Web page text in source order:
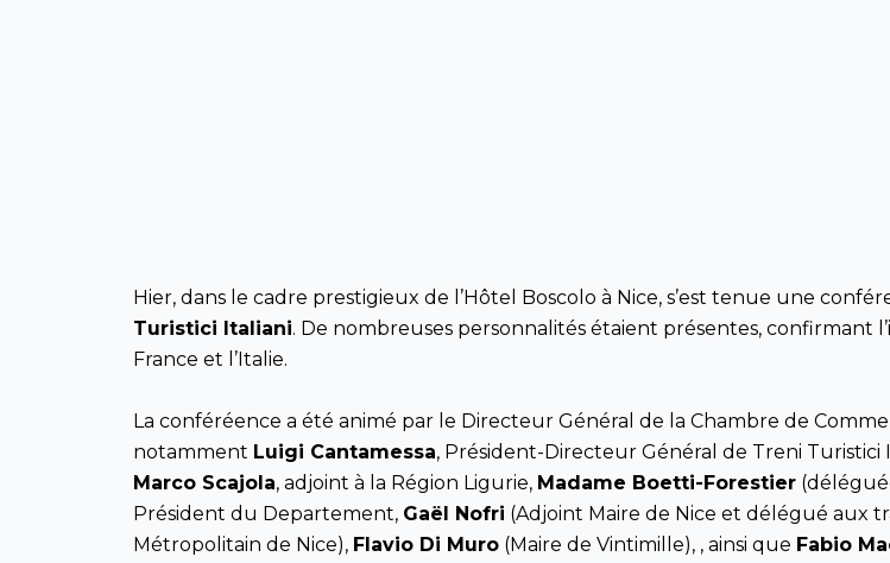
Hier, dans le cadre prestigieux de l’Hôtel Boscolo à Nice, s’est tenue une
Turistici Italiani. De nombreuses personnalités étaient présentes, confirmant
France et l’Italie.
La conféréence a été animé par le Directeur Général de la Chambre de
notamment Luigi Cantamessa, Président-Directeur Général de Treni Turistici
Marco Scajola, adjoint à la Région Ligurie, Madame Boetti-Forestier
Président du Departement, Gaël Nofri (Adjoint Maire de Nice et délégué aux
Métropolitain de Nice), Flavio Di Muro (Maire de Vintimille), , ainsi que Fabio